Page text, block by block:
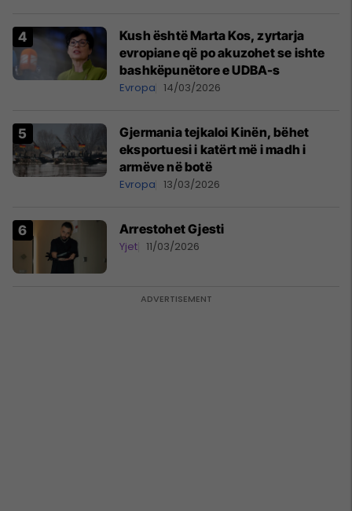
Kush është Marta Kos, zyrtarja
evropiane që po akuzohet se ishte
bashkëpunëtore e UDBA-s
Evropa 14/03/2026
Gjermania tejkaloi Kinën, bëhet
eksportuesi i katërt më i madh i
armëve në botë
Evropa 13/03/2026
Arrestohet Gjesti
Yjet 11/03/2026